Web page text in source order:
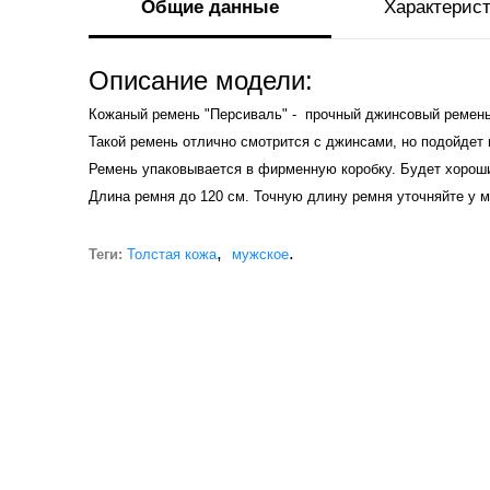
Общие данные
Описание модели:
Кожаный ремень "Персиваль" - прочный джинсовый
Такой ремень отлично смотрится с джинсами, но
Ремень упаковывается в фирменную коробку. Будет
Длина ремня до 120 см. Точную длину ремня уточняйте у
Теги: Толстая кожа, мужское.